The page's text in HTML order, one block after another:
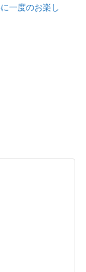
一度のお楽し